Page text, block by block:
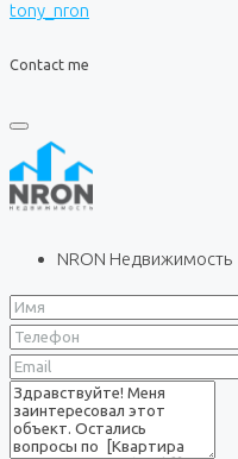
tony_nron
Contact me
NRON Недвижимость